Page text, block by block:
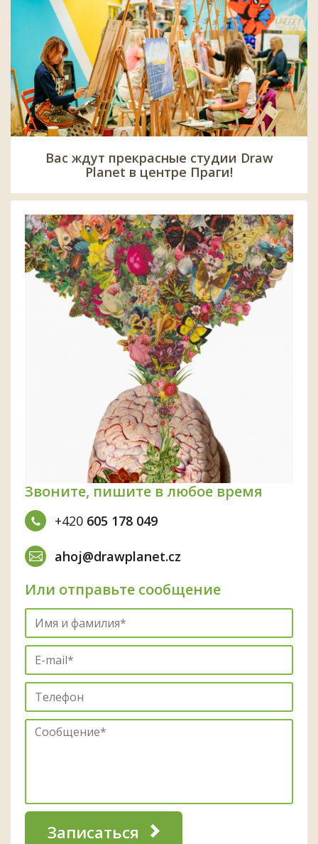
Вас ждут прекрасные студии Draw
Planet в центре Праги!
Звоните, пишите в любое время
+420 605 178 049
ahoj@drawplanet.cz
Или отправьте сообщение
Записаться